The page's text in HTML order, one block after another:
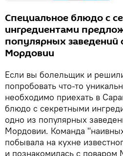
Специальное блюдо с
ингредиентами
популярных заведений
Мордовии
Если вы болельщик и
попробовать что-то
необходимо приехать в
блюдо с секретными
одно из популярных
Мордовии. Команда
побывала на кухне
и познакомилась с